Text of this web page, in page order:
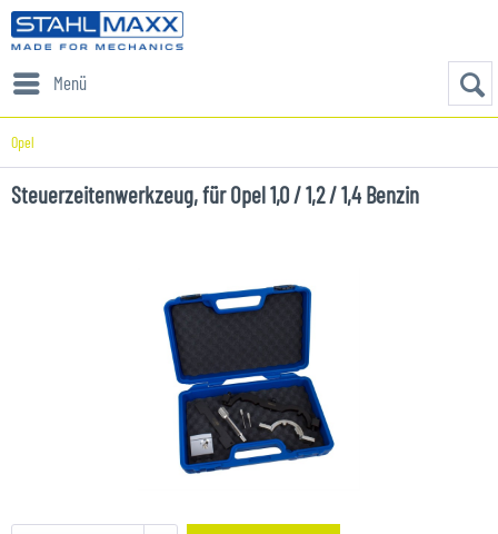
Menü
Opel
Steuerzeitenwerkzeug, für Opel 1,0 / 1,2 / 1,4 Benzin